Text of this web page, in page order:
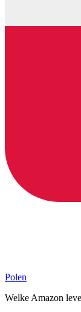
Polen
Welke Amazon